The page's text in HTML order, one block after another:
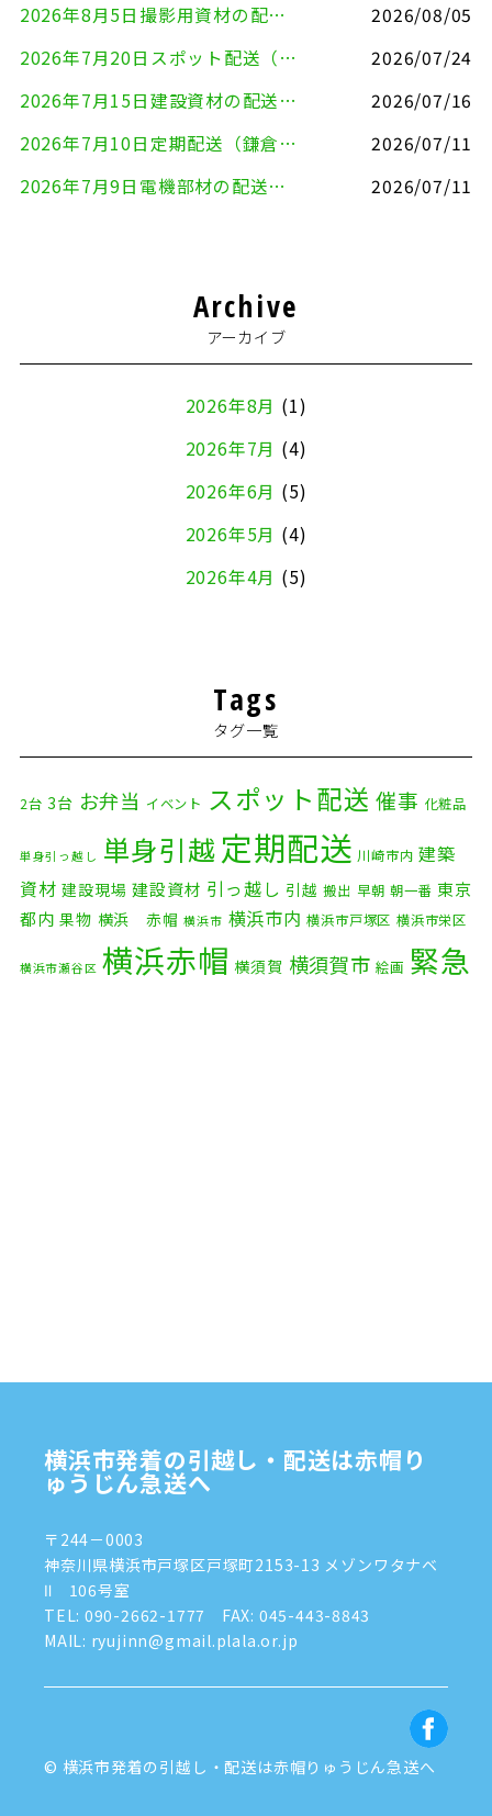
2026年8月5日撮影用資材の配送（鎌倉市⇒港区）
2026/08/05
2026年7月20日スポット配送（横浜市金沢区⇒愛知県豊川市）
2026/07/24
2026年7月15日建設資材の配送（横浜市金沢区⇒横須賀市）
2026/07/16
2026年7月10日定期配送（鎌倉市⇔大田区）
2026/07/11
2026年7月9日電機部材の配送（横浜市戸塚区⇒品川区）
2026/07/11
Archive
アーカイブ
2026年8月 (1)
2026年7月 (4)
2026年6月 (5)
2026年5月 (4)
2026年4月 (5)
2026年1月
2025年11月(4)
2025年10月(9)
2025年9月
2025年8月(2)
2025年7月(6)
2024年9月(2)
2024年7月
(8)
2024年5月(2)
2024年4月
2024年3月(8)
2024年1月(3)
2023年11月(5)
Tags
タグ一覧
2台 3台 お弁当 イベント スポット配送 催事 化粧品
単身引っ越し 単身引越 定期配送 川崎市内 建築
資材 建設現場 建設資材 引っ越し 引越 搬出 早朝 朝一番 東京
都内 果物 横浜 赤帽 横浜市 横浜市内 横浜市戸塚区 横浜市栄区
横浜市瀬谷区 横浜赤帽 横須賀 横須賀市 絵画 緊急
横浜市発着の引越し・配送は赤帽り
ゅうじん急送へ
〒244－0003
神奈川県横浜市戸塚区戸塚町2153-13 メゾンワタナベ
Ⅱ 106号室
TEL: 090-2662-1777
FAX: 045-443-8843
MAIL: ryujinn@gmail.plala.or.jp
© 横浜市発着の引越し・配送は赤帽りゅうじん急送へ